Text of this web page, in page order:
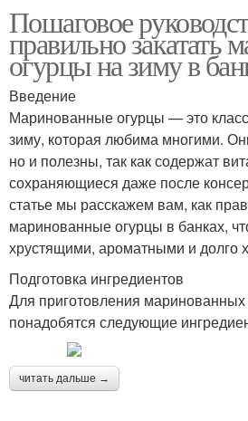
Пошаговое
правильно закатать
огурцы на зиму в
Введение
Маринованные огурцы — это
зиму, которая любима многими.
но и полезны, так как содержат
сохраняющиеся даже после
статье мы расскажем вам, как
маринованные огурцы в банках,
хрустящими, ароматными и долго
Подготовка ингредиентов
Для приготовления
понадобятся следующие
читать дальше →